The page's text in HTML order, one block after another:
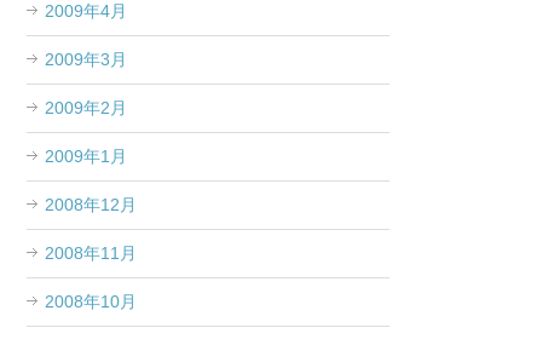
2009年4月
2009年3月
2009年2月
2009年1月
2008年12月
2008年11月
2008年10月